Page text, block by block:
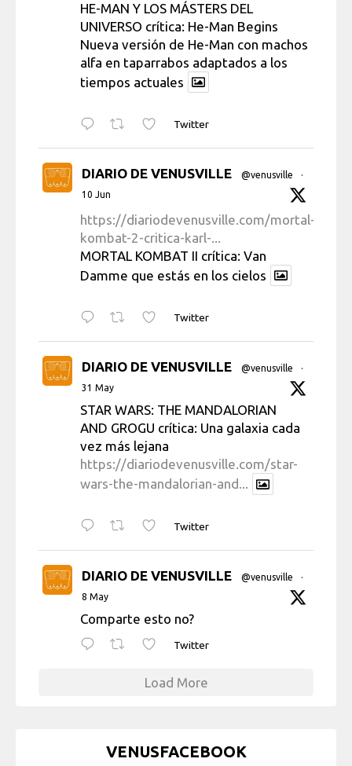
HE-MAN Y LOS MÁSTERS DEL
UNIVERSO crítica: He-Man Begins
Nueva versión de He-Man con machos
alfa en taparrabos adaptados a los
tiempos actuales
Twitter
DIARIO DE VENUSVILLE @venusville
·
10 Jun
https://diariodevenusville.com/mortal-
kombat-2-critica-karl-...
MORTAL KOMBAT II crítica: Van
Damme que estás en los cielos
Twitter
DIARIO DE VENUSVILLE @venusville
·
31 May
STAR WARS: THE MANDALORIAN
AND GROGU crítica: Una galaxia cada
vez más lejana
https://diariodevenusville.com/star-
wars-the-mandalorian-and...
Twitter
DIARIO DE VENUSVILLE @venusville
·
8 May
Comparte esto no?
Twitter
Load More
VENUSFACEBOOK